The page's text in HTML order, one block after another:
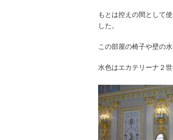
もとは控えの間として
した。
この部屋の椅子や壁の
水色はエカテリーナ２